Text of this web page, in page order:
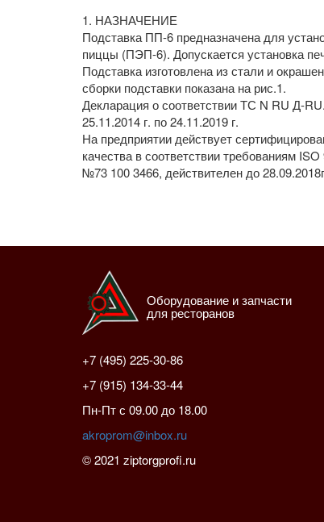
1. НАЗНАЧЕНИЕ
Подставка ПП-6 предназначена для
пиццы (ПЭП-6). Допускается установка
Подставка изготовлена из стали и
сборки подставки показана на рис.1.
Декларация о соответствии ТС N RU Д-
25.11.2014 г. по 24.11.2019 г.
На предприятии действует
качества в соответствии требованиям
№73 100 3466, действителен до
Оборудование и запчасти
для ресторанов
+7 (495) 225-30-86
+7 (915) 134-33-44
Пн-Пт с 09.00 до 18.00
akroprom@inbox.ru
© 2021 ziptorgprofi.ru